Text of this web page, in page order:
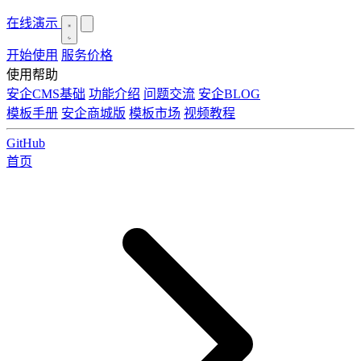
在线演示
开始使用 服务价格
使用帮助
安企CMS基础 功能介绍 问题交流 安企BLOG
模板手册 安企商城版 模板市场 视频教程
GitHub
首页